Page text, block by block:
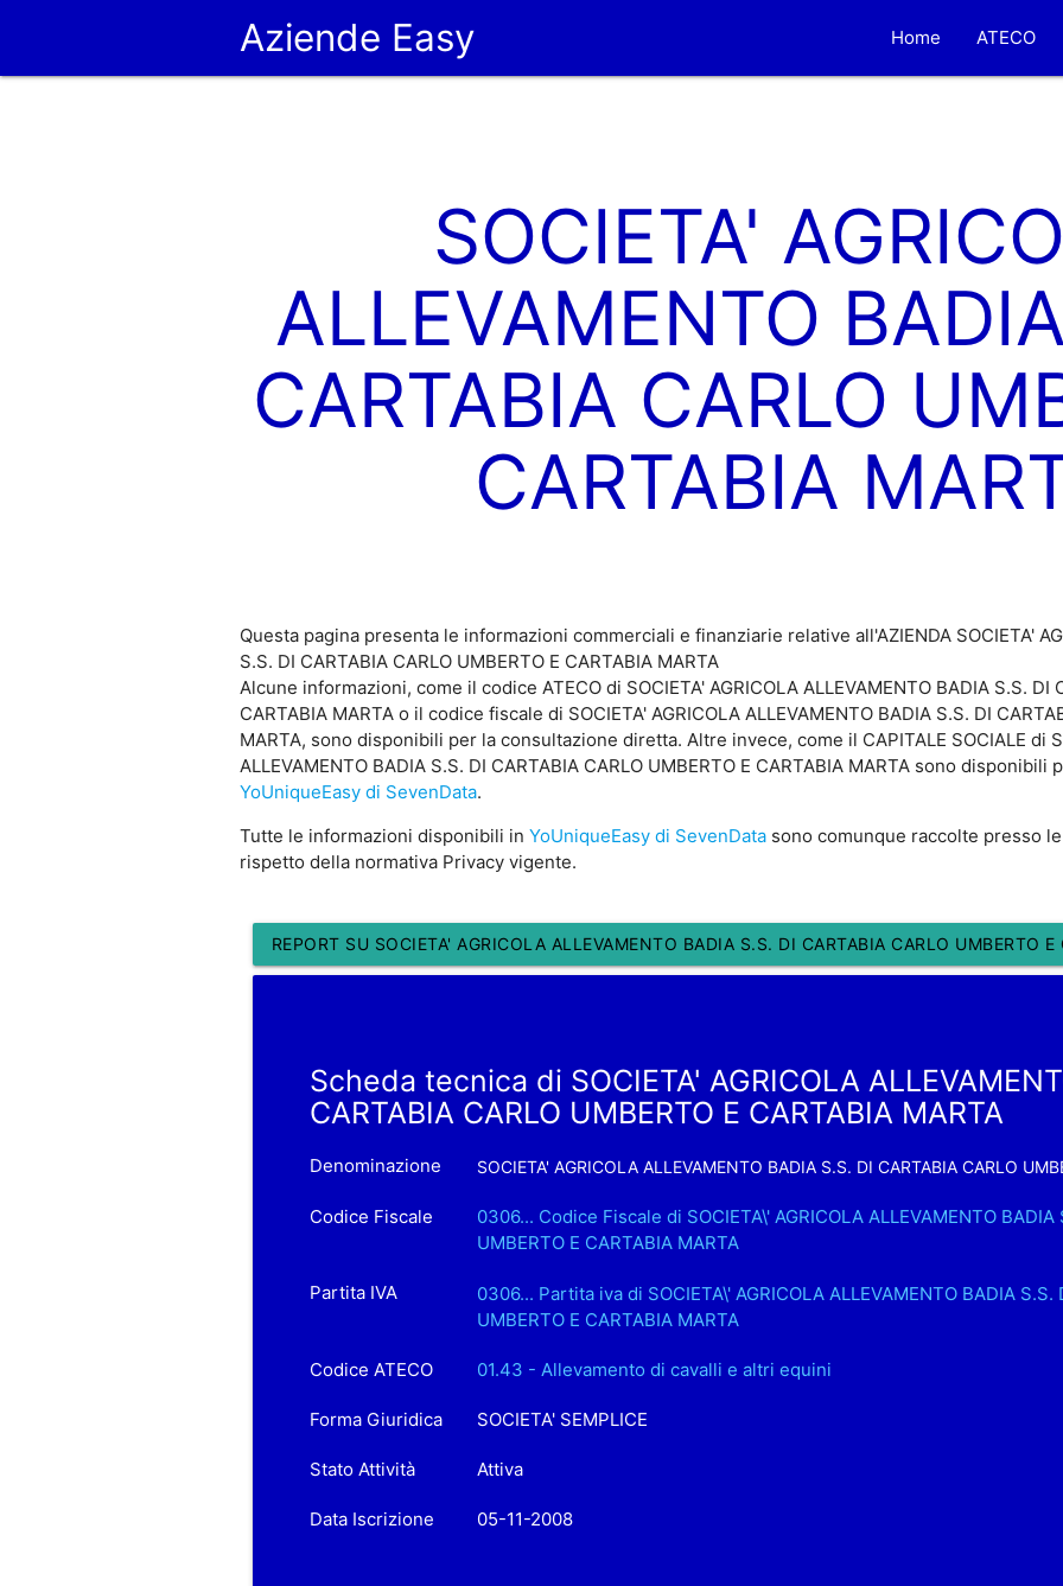
Aziende Easy Home ATECO
SOCIETA'
ALLEVAMENTO
CARTABIA CARLO
CARTABIA
Questa pagina presenta le informazioni commerciali e finanziarie relative all'AZIENDA SOCIETA'
S.S. DI CARTABIA CARLO UMBERTO E CARTABIA MARTA
Alcune informazioni, come il codice ATECO di SOCIETA' AGRICOLA ALLEVAMENTO BADIA S.S. DI
CARTABIA MARTA o il codice fiscale di SOCIETA' AGRICOLA ALLEVAMENTO BADIA S.S. DI
MARTA, sono disponibili per la consultazione diretta. Altre invece, come il CAPITALE SOCIALE di
ALLEVAMENTO BADIA S.S. DI CARTABIA CARLO UMBERTO E CARTABIA MARTA sono
YoUniqueEasy di SevenData.
Tutte le informazioni disponibili in YoUniqueEasy di SevenDatasono comunque raccolte presso
rispetto della normativa Privacy vigente.
REPORT SU SOCIETA' AGRICOLA ALLEVAMENTO BADIA S.S. DI CARTABIA CARLO UMBERTO E
Scheda tecnica di SOCIETA' AGRICOLA
CARTABIA CARLO UMBERTO E CARTABIA MARTA
Denominazione SOCIETA' AGRICOLA ALLEVAMENTO BADIA S.S. DI CARTABIA CARLO
Codice Fiscale
0306... Codice Fiscale di SOCIETA\' AGRICOLA ALLEVAMENTO BADIA
UMBERTO E CARTABIA MARTA
Partita IVA
0306... Partita iva di SOCIETA\' AGRICOLA ALLEVAMENTO BADIA S.S.
UMBERTO E CARTABIA MARTA
Codice ATECO 01.43 - Allevamento di cavalli e altri equini
Forma Giuridica SOCIETA' SEMPLICE
Stato Attività Attiva
Data Iscrizione 05-11-2008